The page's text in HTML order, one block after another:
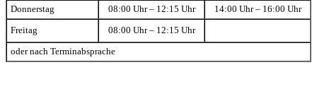
Donnerstag 08:00 Uhr – 12:15 Uhr 14:00 Uhr – 16:00 Uhr
Freitag 08:00 Uhr – 12:15 Uhr
oder nach Terminabsprache